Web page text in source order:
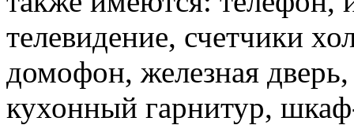
телевидение, счетчики
домофон, железная
кухонный гарнитур,